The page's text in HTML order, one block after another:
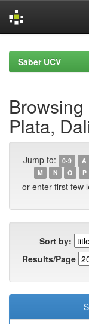
navigationSaber UCV
Plata,
Jump to: 0-9 A
M
N O P
or enter first few
Sort by:
Results/Page